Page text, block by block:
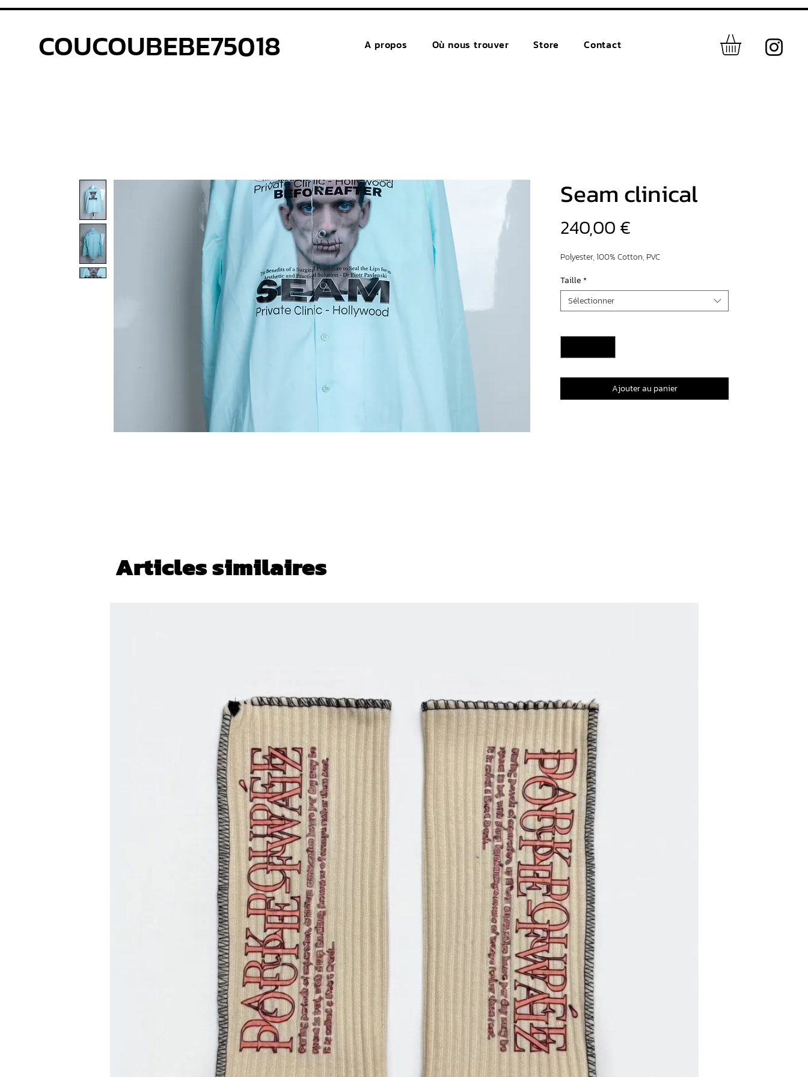
COUCOUBEBE75018 A propos Où nous trouver Store Contact
Seam clinical
240,00 €
Polyester, 100% Cotton, PVC
Taille*
Sélectionner
Ajouter au panier
Articles similaires